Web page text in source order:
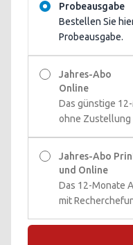
Probeausgabe
Bestellen Sie
Probeausgabe.
Jahres-Abo
Online
Das günstige
ohne Zustellung
Jahres-Abo
und Online
Das 12-Monate
mit